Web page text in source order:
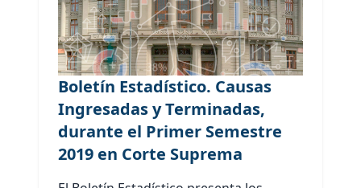
Boletín Estadístico. Causas
Ingresadas y Terminadas,
durante el Primer Semestre
2019 en Corte Suprema